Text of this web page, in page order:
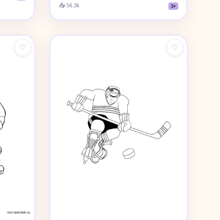
📥 56.3k 3+
♡ ♡